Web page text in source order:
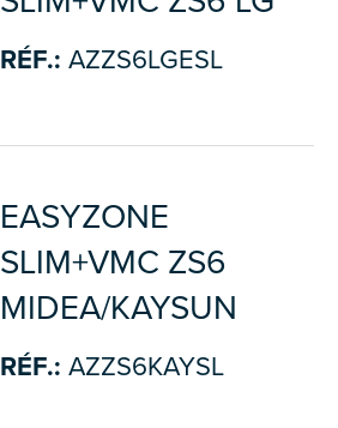
RÉF.: AZZS6LGESL
EASYZONE
SLIM+VMC ZS6
MIDEA/KAYSUN
RÉF.: AZZS6KAYSL